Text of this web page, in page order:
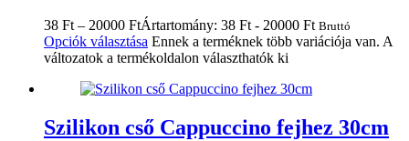
38 Ft – 20000 FtÁrtartomány: 38 Ft - 20000 Ft Bruttó
Opciók választása Ennek a terméknek több variációja van. A
változatok a termékoldalon választhatók ki
Szilikon cső Cappuccino fejhez 30cm